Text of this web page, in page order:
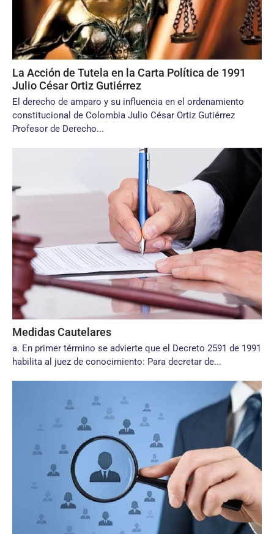
La Acción de Tutela en la Carta Política de 1991
Julio César Ortiz Gutiérrez
El derecho de amparo y su influencia en el ordenamiento
constitucional de Colombia Julio César Ortiz Gutiérrez
Profesor de Derecho...
Medidas Cautelares
a. En primer término se advierte que el Decreto 2591 de 1991
habilita al juez de conocimiento: Para decretar de...